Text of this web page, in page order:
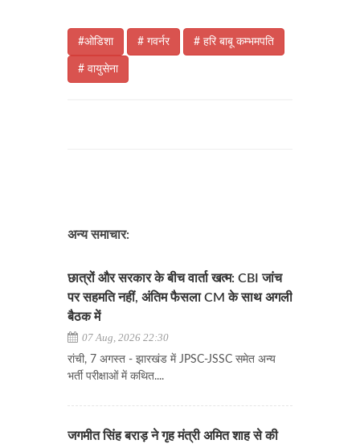
#ओडिशा # गवर्नर # हरि बाबू कम्भमपति
# वायुसेना
अन्य समाचार:
छात्रों और सरकार के बीच वार्ता खत्म: CBI जांच
पर सहमति नहीं, अंतिम फैसला CM के साथ अगली
बैठक में
07 Aug, 2026 22:30
रांची, 7 अगस्त - झारखंड में JPSC-JSSC समेत अन्य
भर्ती परीक्षाओं में कथित....
जगमीत सिंह बराड़ ने गृह मंत्री अमित शाह से की